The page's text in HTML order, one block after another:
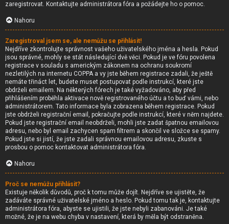
zaregistrovat. Kontaktujte administrátora fóra a požádejte ho o pomoc.
Nahoru
Zaregistroval jsem se, ale nemůžu se přihlásit!
Nejdříve zkontrolujte správnost vašeho uživatelského jména a hesla. Pokud
jsou správné, mohly se stát následující dvě věci. Pokud je ve fóru povolena
registrace v souladu s americkým zákonem na ochranu soukromí
nezletilých na internetu COPPA a vy jste během registrace zadali, že ještě
nemáte třináct let, budete muset postupovat podle instrukcí, které jste
obdrželi emailem. Na některých fórech je také vyžadováno, aby před
přihlášením proběhla aktivace nově registrovaného účtu a to buď vámi, nebo
administrátorem. Tato informace byla zobrazena během registrace. Pokud
jste obdrželi registrační email, pokračujte podle instrukcí, které v něm najdete.
Pokud jste registrační email neobdrželi, mohli jste zadat špatnou emailovou
adresu, nebo byl email zachycen spam filtrem a skončil ve složce se spamy.
Pokud jste si jistí, že jste zadali správnou emailovou adresu, zkuste s
prosbou o pomoc kontaktovat administrátora fóra.
Nahoru
Proč se nemůžu přihlásit?
Existuje několik důvodů, proč k tomu může dojít. Nejdříve se ujistěte, že
zadáváte správné uživatelské jméno a heslo. Pokud tomu tak je, kontaktujte
administrátora fóra, abyste se ujistili, že jste nebyli zabanováni. Je také
možné, že je na webu chyba v nastavení, která by měla být odstraněna.